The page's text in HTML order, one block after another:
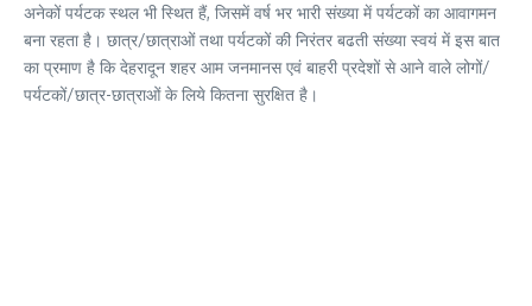
अनेकों पर्यटक स्थल भी स्थित हैं, जिसमें वर्ष भर भारी संख्या में पर्यटकों का आवागमन
बना रहता है। छात्र/छात्राओं तथा पर्यटकों की निरंतर बढती संख्या स्वयं में इस बात
का प्रमाण है कि देहरादून शहर आम जनमानस एवं बाहरी प्रदेशों से आने वाले लोगों/
पर्यटकों/छात्र-छात्राओं के लिये कितना सुरक्षित है।